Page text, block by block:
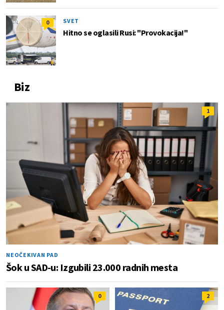
0 SVET
Hitno se oglasili Rusi: "Provokacija!"
Biz
1
NEOČEKIVAN PAD
Šok u SAD-u: Izgubili 23.000 radnih mesta
0 2